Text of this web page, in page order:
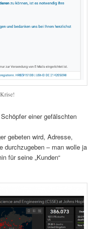
einer gefälschten
gebeten wird, Adresse,
durchzugeben – man wolle ja
für seine „Kunden“